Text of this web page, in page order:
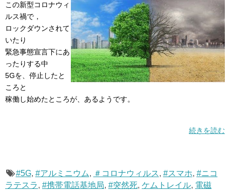
この新型コロナウィ
ルス禍で，
ロックダウンされて
いたり
緊急事態宣言下にあ
ったりする中
5Gを、停止したと
ころと
稼働し始めたところが、あるようです。
続きを読む
#5G, #アルミニウム, ＃コロナウィルス, #スマホ, #ニコ
ラテスラ, #携帯電話基地局, #突然死, ケムトレイル, 電磁